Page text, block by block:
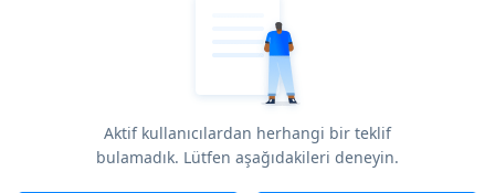
Aktif kullanıcılardan herhangi bir teklif
bulamadık. Lütfen aşağıdakileri deneyin.